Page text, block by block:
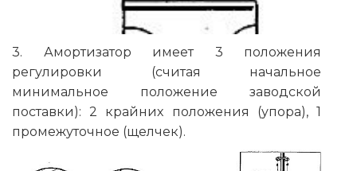
3. Амортизатор имеет 3 положения
регулировки (считая начальное
минимальное положение заводской
поставки): 2 крайних положения (упора), 1
промежуточное (щелчек).